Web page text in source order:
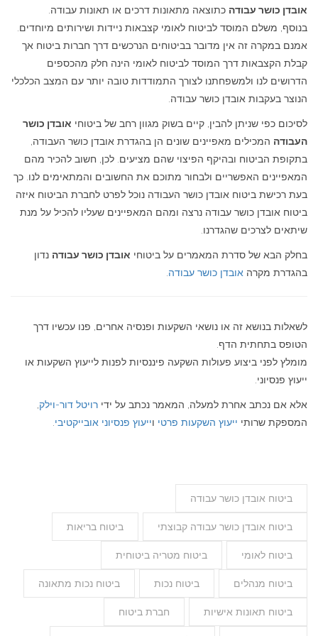
אובדן כושר עבודה כתוצאה מתאונות דרכים או תאונות עבודה.
בנוסף, משלם המוסד לביטוח לאומי קצבאות ניידות ושירותים מיוחדים.
אמנם במקרה זה אין מדובר בביטוחים הנרכשים דרך חברות ביטוח אך
קבלת הקצבאות דרך המוסד לביטוח לאומי הינה חלק מהכספים
הדרושים לנו ולמשפחתנו לצורך התמודדות טובה יותר עם המצב הכלכלי
הנוצר בעקבות אובדן כושר עבודה.
לסיכום כפי שניתן להבין, קיים בשוק מגוון רחב של ביטוחי אובדן כושר
העבודה המכילים מאפיינים שונים הן בהגדרת אובדן כושר העבודה,
בתקופת הביטוח ובהיקף הפיצוי שהם מציעים. לכן, חשוב להכיר מהם
המאפיינים האפשריים ולבחור מתוכם את החשובים והמתאימים לנו. כך
בעת רכישת ביטוח אובדן כושר העבודה נוכל לפרט לחברת הביטוח איזה
ביטוח אובדן כושר עבודה נרצה ומהם המאפיינים שעליו להכיל על מנת
שיתאים לצרכים שהגדרנו.
בחלק הבא של סדרת המאמרים על ביטוחי אובדן כושר עבודה נדון
בהגדרת מקרה אובדן כושר עבודה
לשאלות בנושא זה או נושאי השקעות ופנסיה אחרים, פנו עכשיו דרך
הטופס בתחתית הדף.
מומלץ לפני ביצוע פעולות השקעה פיננסיות לפנות לייעוץ השקעות או
ייעוץ פנסיוני.
אלא אם נכתב אחרת למעלה, המאמר נכתב על ידי רויטל דור-וילק
המספקת שרותי ייעוץ השקעות פרטי וייעוץ פנסיוני אובייקטיבי
ביטוח אובדן כושר עבודה
ביטוח אובדן כושר עבודה קבוצתי ביטוח בריאות
ביטוח לאומי ביטוח מטריה ביטוחית
ביטוח מנהלים ביטוח נכות ביטוח נכות מתאונה
ביטוח תאונות אישיות חברת ביטוח